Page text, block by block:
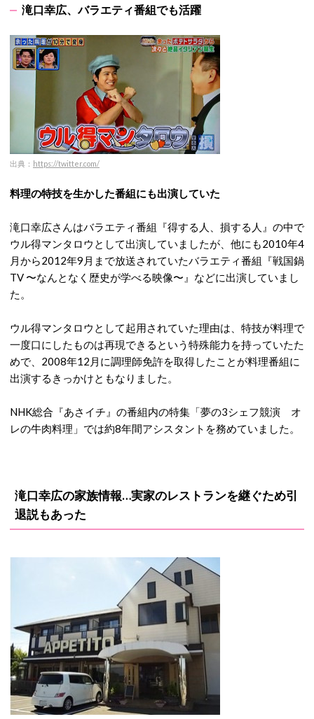
滝口幸広、バラエティ番組でも活躍
出典： https://twitter.com/
料理の特技を生かした番組にも出演していた
滝口幸広さんはバラエティ番組『得する人、損する人』の中で
ウル得マンタロウとして出演していましたが、他にも2010年4
月から2012年9月まで放送されていたバラエティ番組『戦国鍋
TV 〜なんとなく歴史が学べる映像〜』などに出演していまし
た。
ウル得マンタロウとして起用されていた理由は、特技が料理で
一度口にしたものは再現できるという特殊能力を持っていたた
めで、2008年12月に調理師免許を取得したことが料理番組に
出演するきっかけともなりました。
NHK総合『あさイチ』の番組内の特集「夢の3シェフ競演 オ
レの牛肉料理」では約8年間アシスタントを務めていました。
滝口幸広の家族情報…実家のレストランを継ぐため引
退説もあった